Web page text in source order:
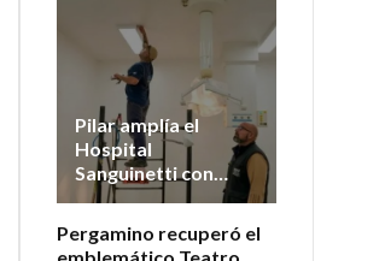
Pilar amplía el
Hospital
Sanguinetti con
nuevos quirófanos
Pergamino recuperó el